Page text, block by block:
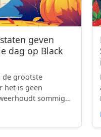
geven
dag op Black
de grootste
het is geen
sommige